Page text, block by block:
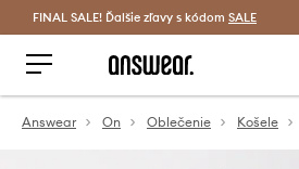
Šetrite s Answear Club >
FINAL SALE! Ďalšie zľavy s kódom SALE
Answear On Oblečenie Košele